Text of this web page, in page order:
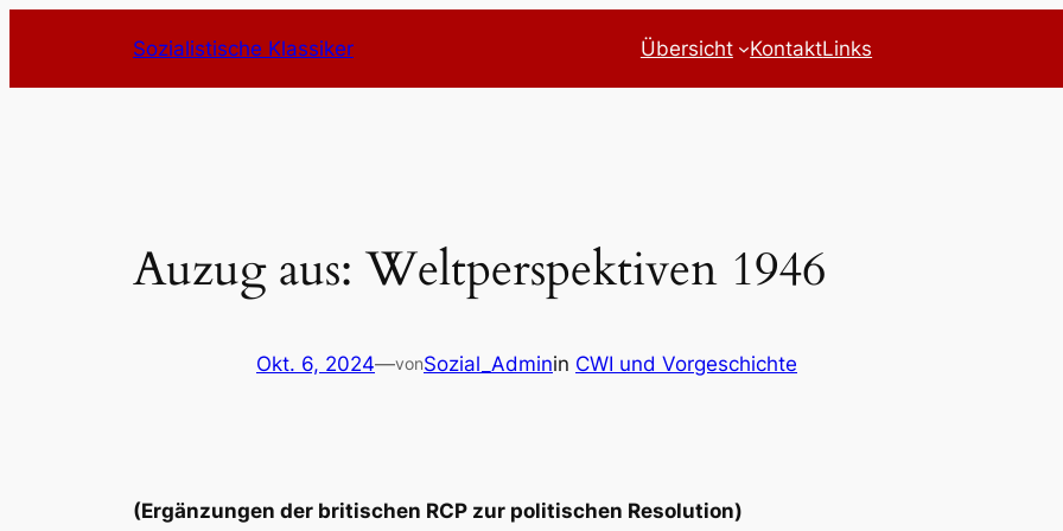
springen
Sozialistische Klassiker Übersicht KontaktLinks
Auzug aus: Weltperspektiven 1946
Okt. 6, 2024—vonSozial_Adminin CWI und Vorgeschichte
(Ergänzungen der britischen RCP zur politischen Resolution)